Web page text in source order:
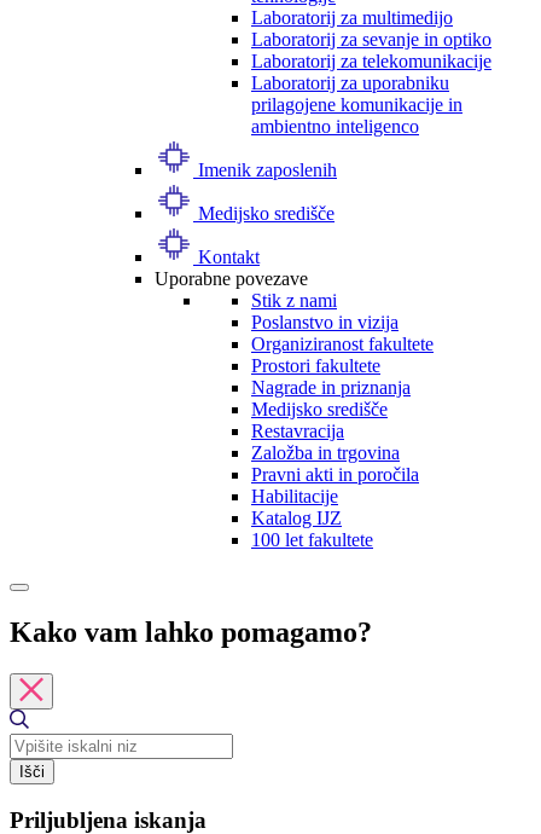
Laboratorij za multimedijo
Laboratorij za sevanje in optiko
Laboratorij za telekomunikacije
Laboratorij za uporabniku
prilagojene komunikacije in
ambientno inteligenco
Imenik zaposlenih
Medijsko središče
Kontakt
Uporabne povezave
Stik z nami
Poslanstvo in vizija
Organiziranost fakultete
Prostori fakultete
Nagrade in priznanja
Medijsko središče
Restavracija
Založba in trgovina
Pravni akti in poročila
Habilitacije
Katalog IJZ
100 let fakultete
Kako vam lahko pomagamo?
Išči
Priljubljena iskanja